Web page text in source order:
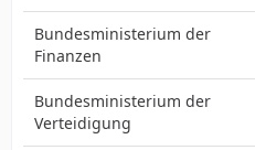
Bundesministerium der
Finanzen
Bundesministerium der
Verteidigung